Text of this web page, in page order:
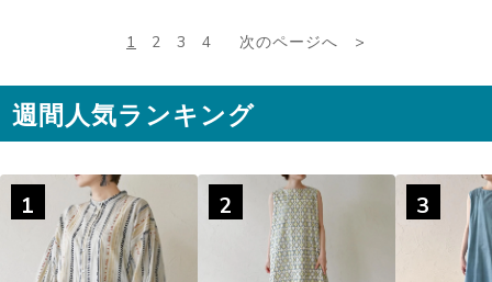
1 2 3 4 次のページへ
週間人気ランキング
1 2 3